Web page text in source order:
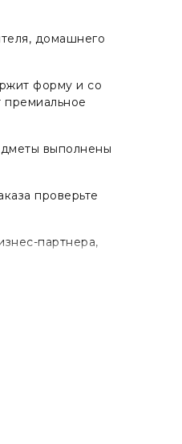
домашнего
форму и со
выполнены
проверьте
партнера,